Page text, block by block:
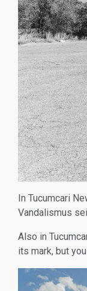
In Tucumcari
Vandalismus
Also in
its mark, but